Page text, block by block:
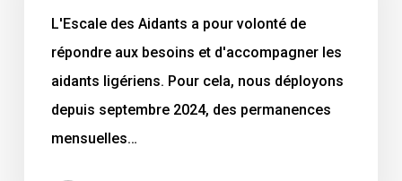
Aidants
L'Escale des Aidants a pour volonté de
répondre aux besoins et d'accompagner les
aidants ligériens. Pour cela, nous déployons
depuis septembre 2024, des permanences
mensuelles…